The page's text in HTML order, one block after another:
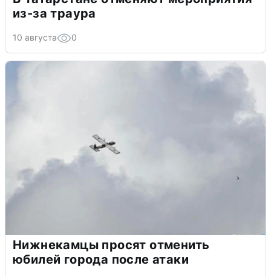
из-за траура
10 августа 0
Нижнекамцы просят отменить
юбилей города после атаки